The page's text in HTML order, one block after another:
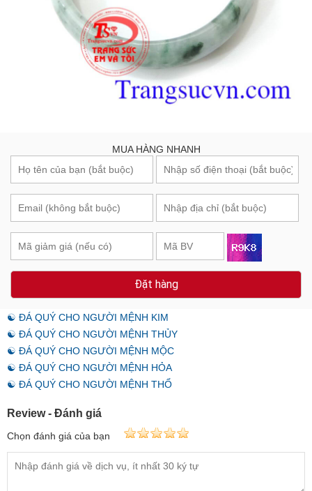
MUA HÀNG NHANH
Đặt hàng
☯ ĐÁ QUÝ CHO NGƯỜI MỆNH KIM
☯ ĐÁ QUÝ CHO NGƯỜI MỆNH THỦY
☯ ĐÁ QUÝ CHO NGƯỜI MỆNH MỘC
☯ ĐÁ QUÝ CHO NGƯỜI MỆNH HỎA
☯ ĐÁ QUÝ CHO NGƯỜI MỆNH THỔ
Review - Đánh giá
Chọn đánh giá của bạn